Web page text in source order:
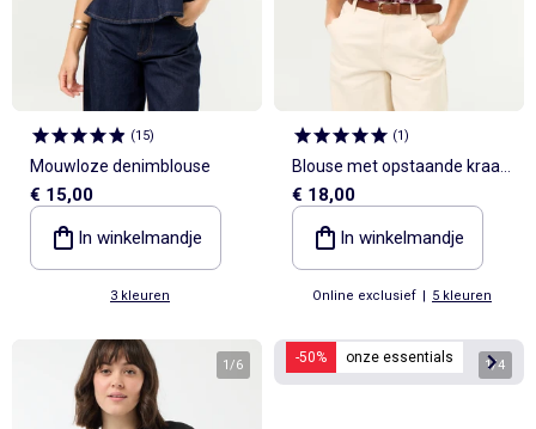
(15)
Mouwloze denimblouse
€ 15,00
In winkelmandje
3 kleuren
(1)
Blouse met opstaande kraag
en ruches
€ 18,00
In winkelmandje
Online exclusief | 5 kleuren
1/6 -50% onze essentials 1/4